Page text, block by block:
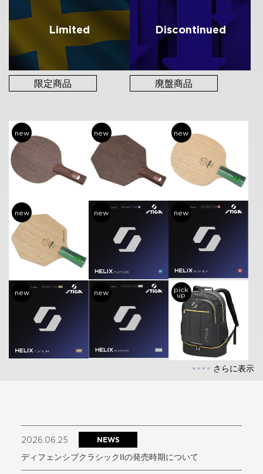
Limited
限定商品
Discontinued
廃盤商品
new new new
new new new
new new pick
up
さらに表示
2026.06.25 NEWS
ディフェンシブクラシックIIの発売時期について